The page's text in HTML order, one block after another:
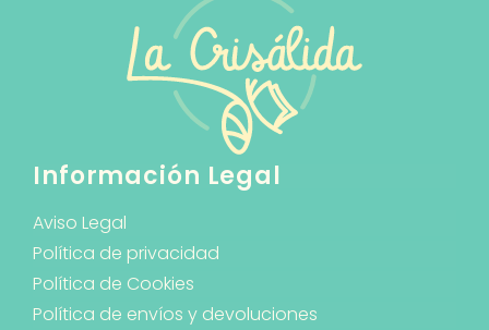
Información Legal
Aviso Legal
Política de privacidad
Política de Cookies
Política de envíos y devoluciones